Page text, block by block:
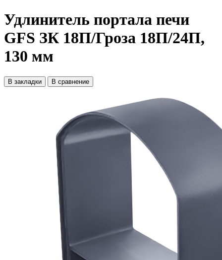
Удлинитель портала печи
GFS ЗК 18П/Гроза 18П/24П,
130 мм
В закладки В сравнение